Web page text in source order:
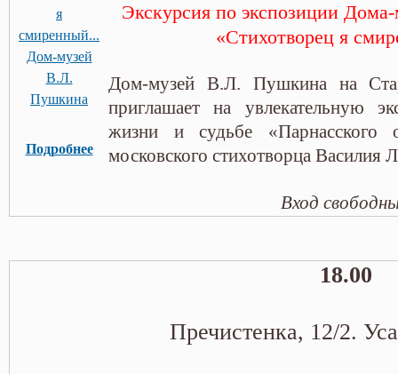
Подробнее
Экскурсия по экспозиции
«Стихотворец я
Дом-музей В.Л. Пушкина на
приглашает на увлекательную
жизни и судьбе
московского стихотворца Василия
Вход
18.00
Пречистенка, 12/2.